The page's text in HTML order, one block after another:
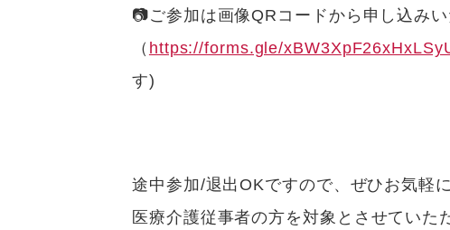
📷ご参加は画像QRコードから申し込
（ https://forms.gle/
す)
途中参加/退出OKですので、ぜひお気軽
医療介護従事者の方を対象とさせていた